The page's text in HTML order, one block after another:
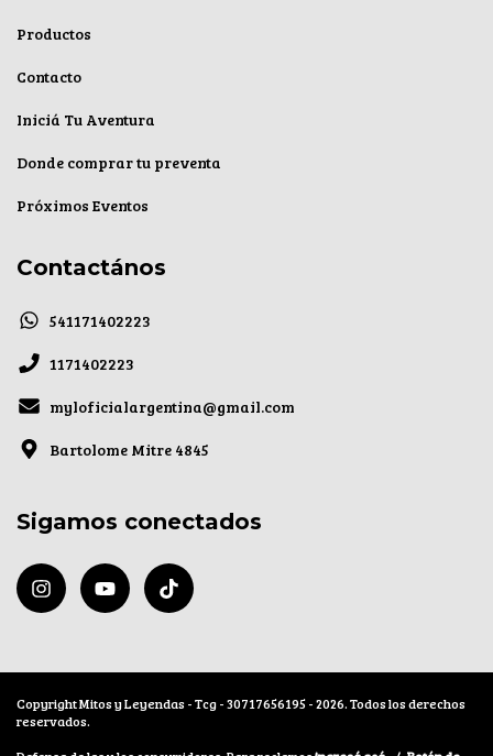
Productos
Contacto
Iniciá Tu Aventura
Donde comprar tu preventa
Próximos Eventos
Contactános
541171402223
1171402223
myloficialargentina@gmail.com
Bartolome Mitre 4845
Sigamos conectados
Copyright Mitos y Leyendas - Tcg - 30717656195 - 2026. Todos los derechos
reservados.